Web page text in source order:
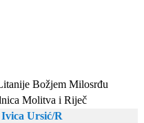
Božjem Milosrđu
Molitva i Riječ
Ursić/R